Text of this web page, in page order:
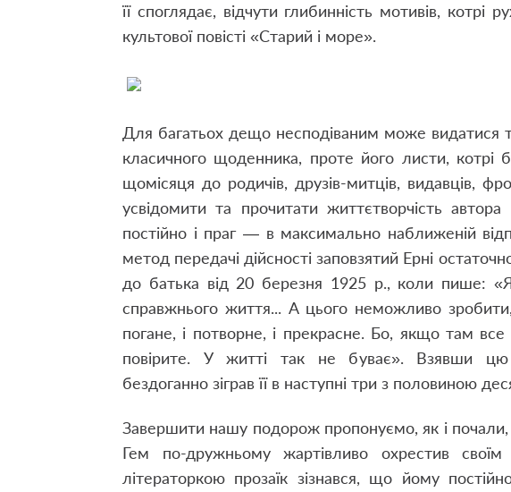
її споглядає, відчути глибинність мотивів, котрі
культової повісті «Старий і море».
Для багатьох дещо несподіваним може видатися
класичного щоденника, проте його листи, котрі
щомісяця до родичів, друзів-митців, видавців,
усвідомити та прочитати життєтворчість
постійно і праг — в максимально наближеній
метод передачі дійсності заповзятий Ерні
до батька від 20 березня 1925 р., коли пише: «Я
справжнього життя... А цього неможливо
погане, і потворне, і прекрасне. Бо, якщо там
повірите. У житті так не буває». Взявши цю
бездоганно зіграв її в наступні три з половиною
Завершити нашу подорож пропонуємо, як і почали,
Гем по-дружньому жартівливо охрестив
літераторкою прозаїк зізнався, що йому